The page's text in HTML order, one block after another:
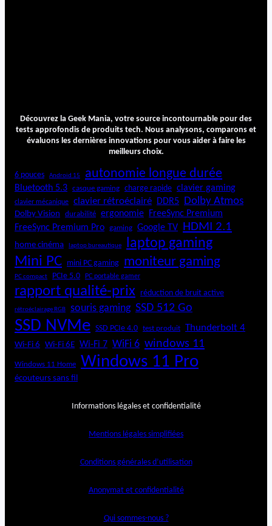
Découvrez la Geek Mania, votre source incontournable pour des
tests approfondis de produits tech. Nous analysons, comparons et
évaluons les dernières innovations pour vous aider à faire les
meilleurs choix.
6 pouces Android 15 autonomie longue durée
Bluetooth 5.3 casque gaming charge rapide clavier gaming
clavier mécanique clavier rétroéclairé DDR5 Dolby Atmos
Dolby Vision durabilité ergonomie
FreeSync Premium
FreeSync Premium Pro
gaming Google TV HDMI 2.1
home cinéma laptop bureautique laptop gaming
Mini PC mini PC gaming moniteur gaming
PC compact PCIe 5.0 PC portable gamer
rapport qualité-prix réduction de bruit active
rétroéclairage RGB souris gaming SSD 512 Go
SSD NVMe SSD PCIe 4.0 test produit Thunderbolt 4
Wi-Fi 6 Wi-Fi 6E Wi-Fi 7 WiFi 6 windows 11
Windows 11 Home Windows 11 Pro
écouteurs sans fil
Informations légales et confidentialité
Mentions légales simplifiées
Conditions générales d’utilisation
Anonymat et confidentialité
Qui sommes-nous ?